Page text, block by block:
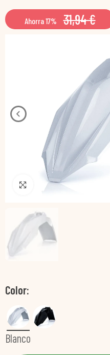
Ahorra 17% 31,94 €
Pincha para agrandar
Color
Blanco